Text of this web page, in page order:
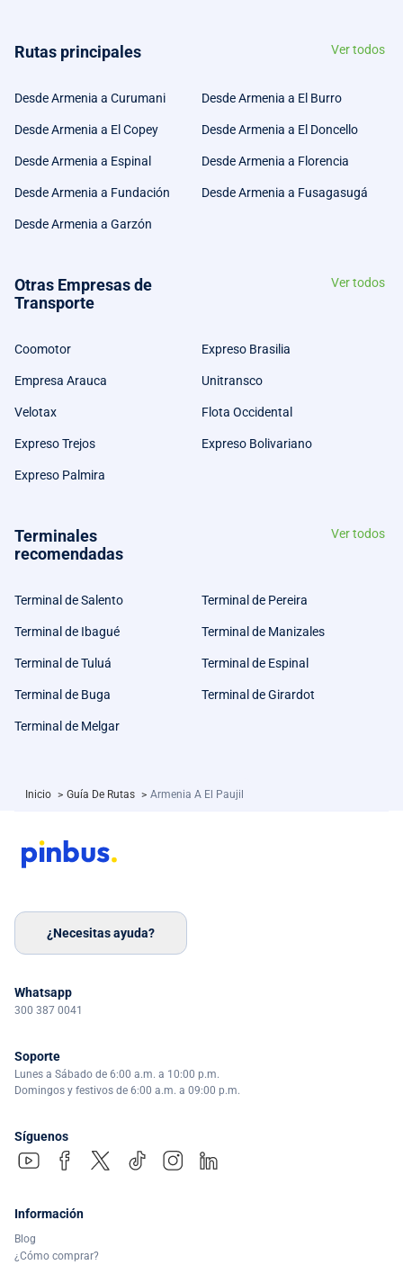
Rutas principales Ver todos
Desde Armenia a Curumani Desde Armenia a El Burro
Desde Armenia a El Copey Desde Armenia a El Doncello
Desde Armenia a Espinal Desde Armenia a Florencia
Desde Armenia a Fundación Desde Armenia a Fusagasugá
Desde Armenia a Garzón
Otras Empresas de
Transporte
Ver todos
Coomotor Expreso Brasilia
Empresa Arauca Unitransco
Velotax Flota Occidental
Expreso Trejos Expreso Bolivariano
Expreso Palmira
Terminales
recomendadas
Ver todos
Terminal de Salento Terminal de Pereira
Terminal de Ibagué Terminal de Manizales
Terminal de Tuluá Terminal de Espinal
Terminal de Buga Terminal de Girardot
Terminal de Melgar
Inicio > Guía De Rutas > Armenia A El Paujil
¿Necesitas ayuda?
Whatsapp
300 387 0041
Soporte
Lunes a Sábado de 6:00 a.m. a 10:00 p.m.
Domingos y festivos de 6:00 a.m. a 09:00 p.m.
Síguenos
Información
Blog
¿Cómo comprar?